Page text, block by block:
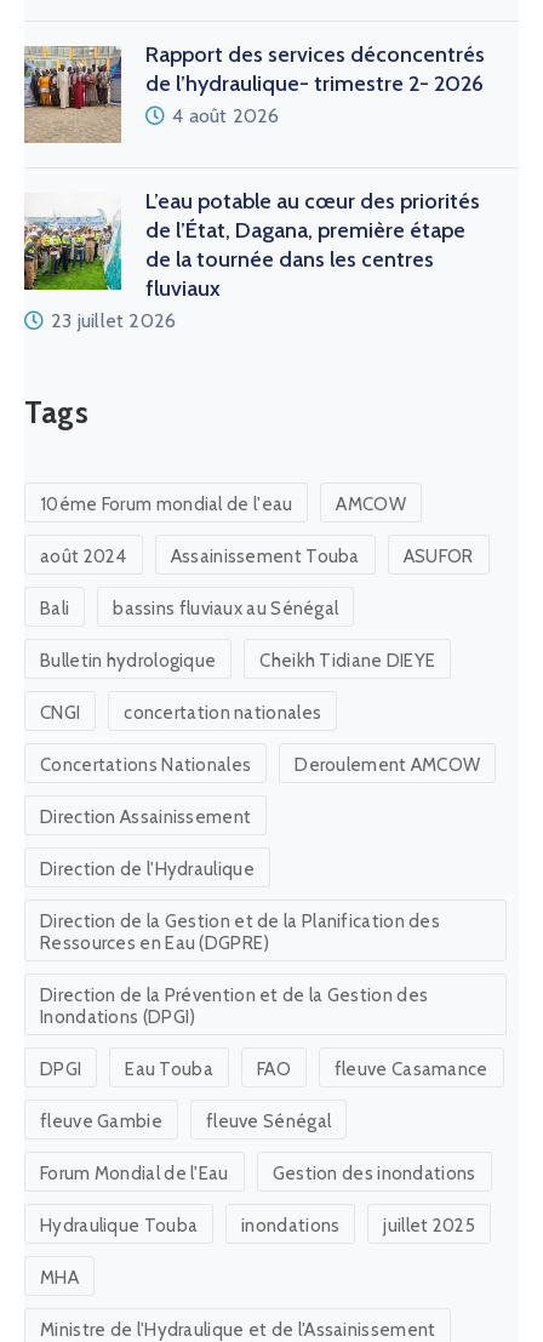
Rapport des services déconcentrés
de l’hydraulique- trimestre 2- 2026
4 août 2026
L’eau potable au cœur des priorités
de l’État, Dagana, première étape
de la tournée dans les centres
fluviaux
23 juillet 2026
Tags
10éme Forum mondial de l'eau AMCOW
août 2024 Assainissement Touba ASUFOR
Bali bassins fluviaux au Sénégal
Bulletin hydrologique Cheikh Tidiane DIEYE
CNGI concertation nationales
Concertations Nationales Deroulement AMCOW
Direction Assainissement
Direction de l'Hydraulique
Direction de la Gestion et de la Planification des
Ressources en Eau (DGPRE)
Direction de la Prévention et de la Gestion des
Inondations (DPGI)
DPGI Eau Touba FAO fleuve Casamance
fleuve Gambie fleuve Sénégal
Forum Mondial de l'Eau Gestion des inondations
Hydraulique Touba inondations juillet 2025
MHA
Ministre de l'Hydraulique et de l'Assainissement